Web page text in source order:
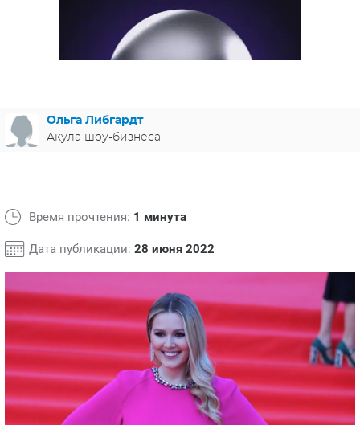
ФРАНЦИЯ
Ольга Либгардт
Акула шоу-бизнеса
Время прочтения: 1 минута
Дата публикации: 28 июня 2022